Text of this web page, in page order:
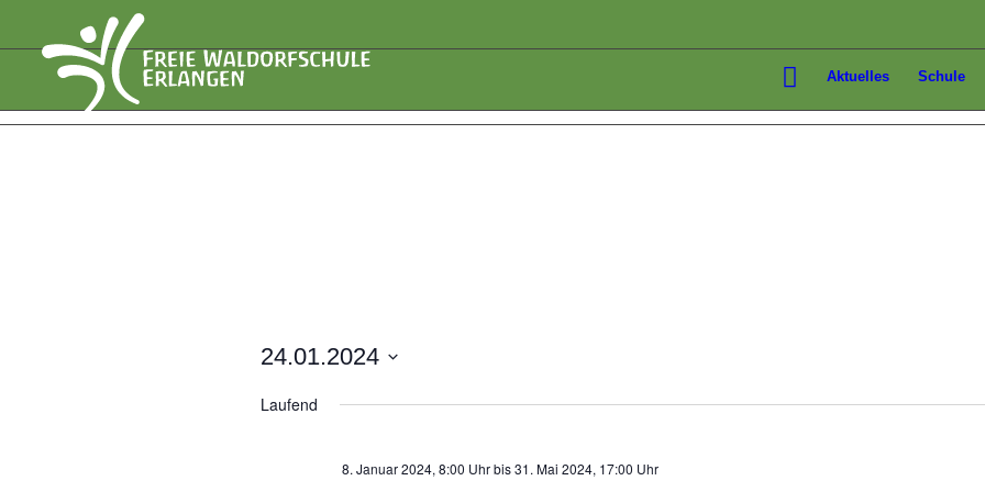
Aktuelles Schule
24.01.2024
wählen.
Laufend
8. Januar 2024, 8:00 Uhrbis31. Mai 2024, 17:00 Uhr